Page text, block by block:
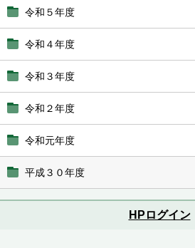
令和５年度
令和４年度
令和３年度
令和２年度
令和元年度
平成３０年度
HPログイン